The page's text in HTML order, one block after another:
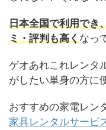
日本全国で利用でき
ミ・評判も高くなっ
ゲオあれこれレンタ
がしたい単身の方に
おすすめの家電レン
家具レンタルサービ